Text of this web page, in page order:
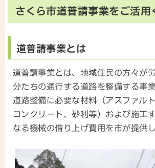
さくら市道普請事業をご活用
道普請事業とは
道普請事業とは、地域住民の方々が
分たちの通行する道路を整備する事業
道路整備に必要な材料（アスファル
コンクリート、砂利等）および施工
なる機械の借り上げ費用を市が提供し